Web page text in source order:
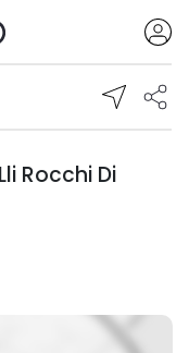
Rocchi Di